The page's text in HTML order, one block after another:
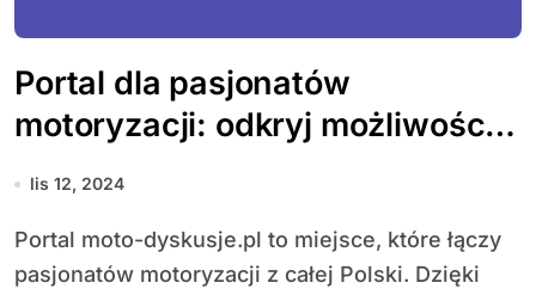
Portal dla pasjonatów
motoryzacji: odkryj możliwości i
korzyści społeczności
lis 12, 2024
Portal moto-dyskusje.pl to miejsce, które łączy
pasjonatów motoryzacji z całej Polski. Dzięki